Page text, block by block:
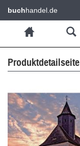
buchhandel.de
Produktdetailseite